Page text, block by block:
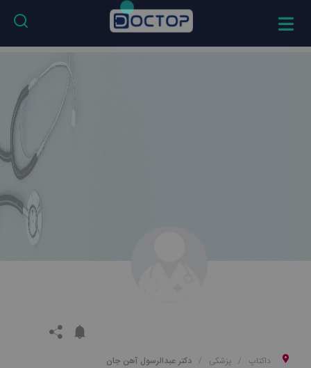
داکتاپ پزشکی دکتر عبدالرسول آهن جان